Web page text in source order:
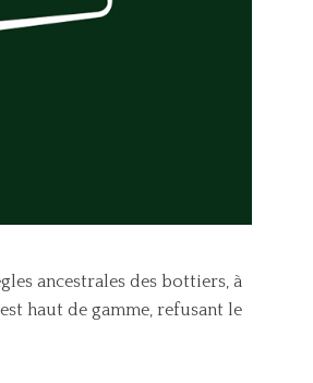
ancestrales des bottiers, à
haut de gamme, refusant le